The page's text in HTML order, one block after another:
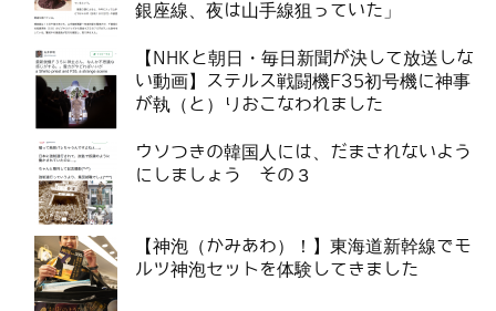
銀座線、夜は山手線狙っていた」
【NHKと朝日・毎日新聞が決して放送しな
い動画】ステルス戦闘機F35初号機に神事
が執（と）りおこなわれました
ウソつきの韓国人には、だまされないよう
にしましょう その３
【神泡（かみあわ）！】東海道新幹線でモ
ルツ神泡セットを体験してきました